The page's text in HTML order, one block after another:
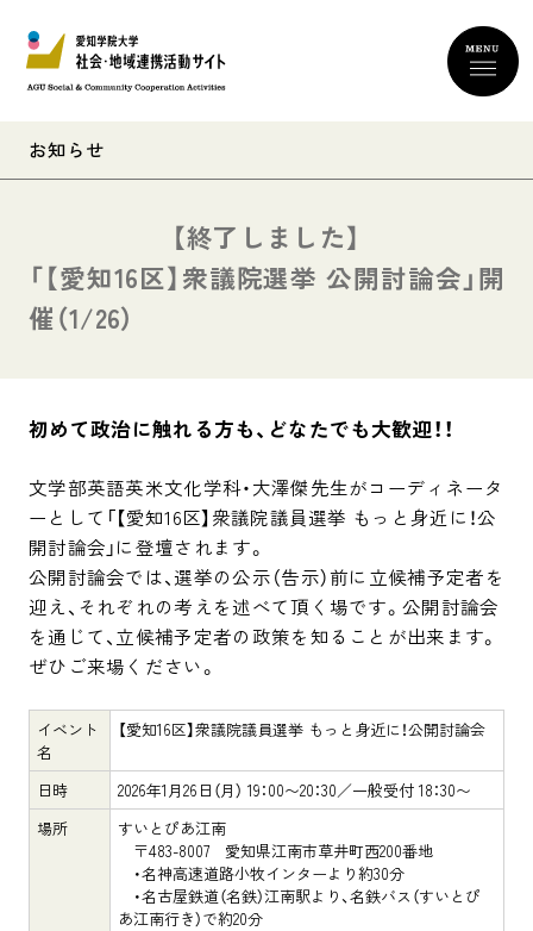
お知らせ
「【愛知16区】衆議院選挙 公開討論会」開
催（1/26）
初めて政治に触れる方も、どなたでも大歓迎！！
文学部英語英米文化学科・大澤傑先生がコーディネータ
ーとして「【愛知16区】衆議院議員選挙 もっと身近に！公
開討論会」に登壇されます。
公開討論会では、選挙の公示（告示）前に立候補予定者を
迎え、それぞれの考えを述べて頂く場です。公開討論会
を通じて、立候補予定者の政策を知ることが出来ます。
ぜひご来場ください。
イベント
名
【愛知16区】衆議院議員選挙 もっと身近に！公開討論会
日時
2026年1月26日（月） 19：00〜20：30／一般受付 18：30〜
場所
すいとぴあ江南
〒483-8007 愛知県江南市草井町西200番地
・名神高速道路小牧インターより約30分
・名古屋鉄道（名鉄）江南駅より、名鉄バス（すいとぴ
あ江南行き）で約20分